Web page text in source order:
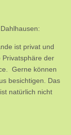
ist privat und
der
Gerne können
besichtigen. Das
natürlich nicht